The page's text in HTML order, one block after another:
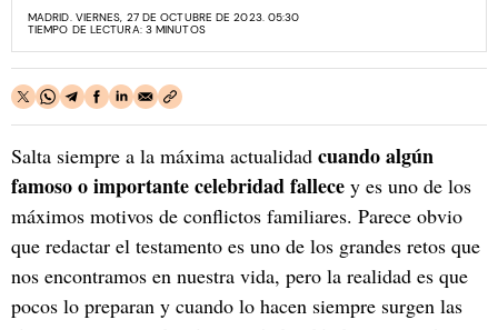
MADRID. VIERNES, 27 DE OCTUBRE DE 2023. 05:30
TIEMPO DE LECTURA: 3 MINUTOS
Salta siempre a la máxima actualidad cuando algún
famoso o importante celebridad fallece y es uno de los
máximos motivos de conflictos familiares. Parece obvio
que redactar el testamento es uno de los grandes retos que
nos encontramos en nuestra vida, pero la realidad es que
pocos lo preparan y cuando lo hacen siempre surgen las